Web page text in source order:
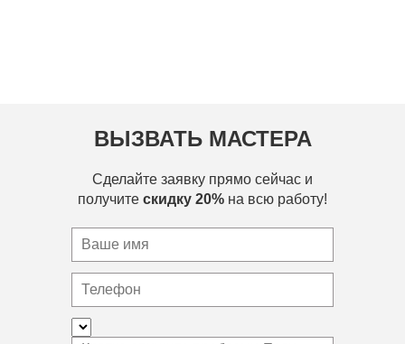
ВЫЗВАТЬ МАСТЕРА
Сделайте заявку прямо сейчас и
получите скидку 20% на всю работу!